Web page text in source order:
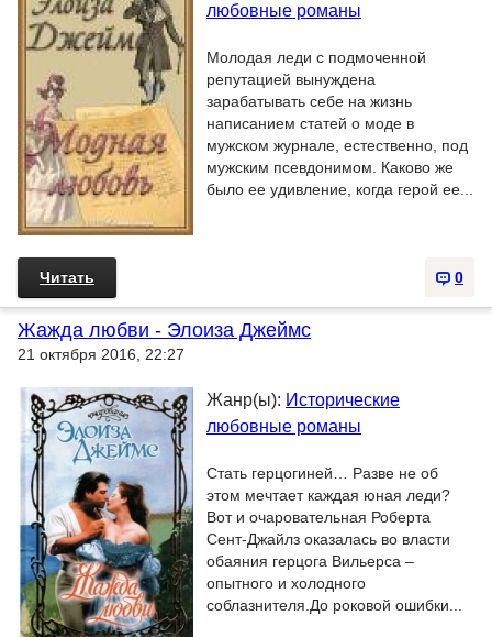
любовные романы
Молодая леди с подмоченной
репутацией вынуждена
зарабатывать себе на жизнь
написанием статей о моде в
мужском журнале, естественно, под
мужским псевдонимом. Каково же
было ее удивление, когда герой ее...
0
Читать
Жажда любви - Элоиза Джеймс
21 октября 2016, 22:27
Жанр(ы): Исторические
любовные романы
Стать герцогиней… Разве не об
этом мечтает каждая юная леди?
Вот и очаровательная Роберта
Сент-Джайлз оказалась во власти
обаяния герцога Вильерса –
опытного и холодного
соблазнителя.До роковой ошибки...